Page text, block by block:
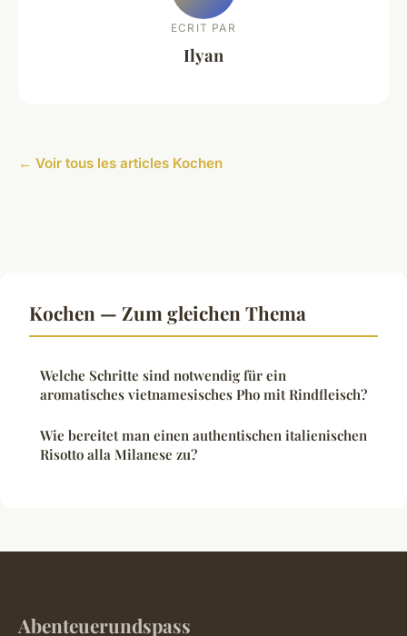
ECRIT PAR
Ilyan
← Voir tous les articles Kochen
Kochen — Zum gleichen Thema
Welche Schritte sind notwendig für ein
aromatisches vietnamesisches Pho mit Rindfleisch?
Wie bereitet man einen authentischen italienischen
Risotto alla Milanese zu?
Abenteuerundspass